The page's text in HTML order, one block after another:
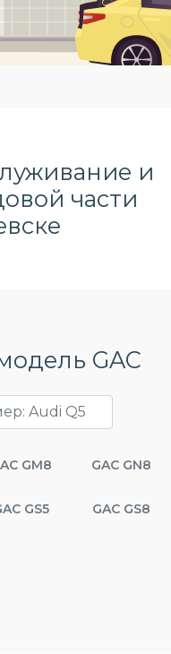
и
части
GAC
GM8 GAC GN8
GS5 GAC GS8